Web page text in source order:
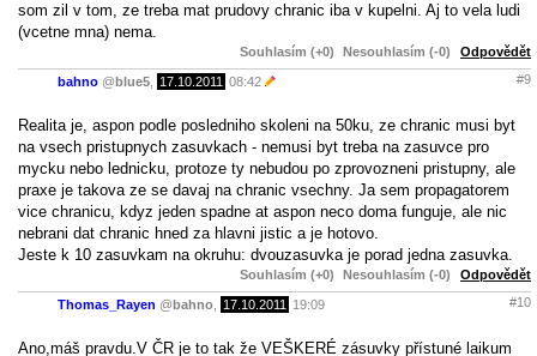
som zil v tom, ze treba mat prudovy chranic iba v kupelni. Aj to vela ludi
(vcetne mna) nema.
Souhlasím (+0) Nesouhlasím (-0) Odpovědět
bahno @blue5 17.10.2011 08:42 #9
Realita je, aspon podle posledniho skoleni na 50ku, ze chranic musi byt
na vsech pristupnych zasuvkach - nemusi byt treba na zasuvce pro
mycku nebo lednicku, protoze ty nebudou po zprovozneni pristupny, ale
praxe je takova ze se davaj na chranic vsechny. Ja sem propagatorem
vice chranicu, kdyz jeden spadne at aspon neco doma funguje, ale nic
nebrani dat chranic hned za hlavni jistic a je hotovo.
Jeste k 10 zasuvkam na okruhu: dvouzasuvka je porad jedna zasuvka.
Souhlasím (+0) Nesouhlasím (-0) Odpovědět
Thomas_Rayen @bahno 17.10.2011 19:09 #10
Ano,máš pravdu.V ČR je to tak že VEŠKERÉ zásuvky přístuné laikum